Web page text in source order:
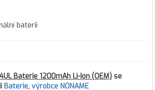
baterii
Baterie 1200mAh Li-Ion (OEM) se
Baterie, výrobce NONAME